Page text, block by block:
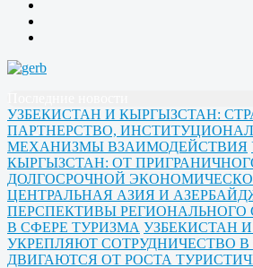
УЗБЕКИСТАН И КЫРГЫЗСТАН:
ПАРТНЕРСТВО,
МЕХАНИЗМЫ ВЗАИМОДЕЙСТВИЯ
КЫРГЫЗСТАН: ОТ
ДОЛГОСРОЧНОЙ
ЦЕНТРАЛЬНАЯ АЗИЯ И
ПЕРСПЕКТИВЫ РЕГИОНАЛЬНОГО
В СФЕРЕ ТУРИЗМА УЗБЕКИСТАН
УКРЕПЛЯЮТ СОТРУДНИЧЕСТВО В
ДВИГАЮТСЯ ОТ РОСТА